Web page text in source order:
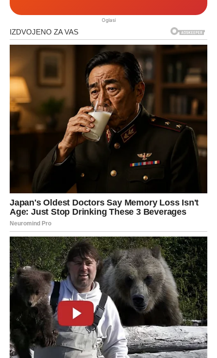
Oglasi